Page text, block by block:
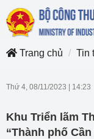
Trang chủ
Tin
Thứ 4, 08/11/2023 14:23
Khu Triển lãm
“Thành phố